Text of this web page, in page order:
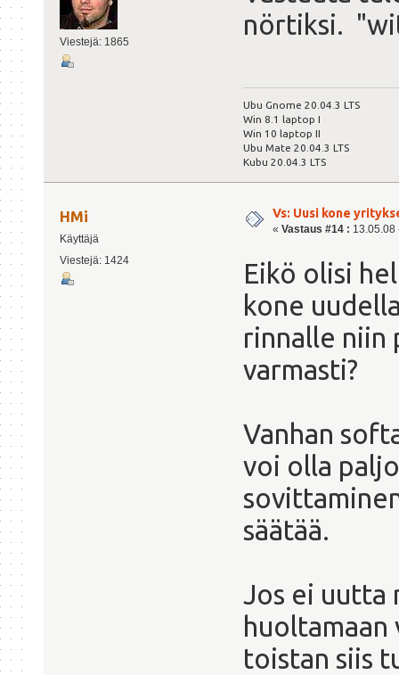
Viestejä: 1865
nörtiksi.
Ubu Gnome 20.04.3 LTS
Win 8.1 laptop I
Win 10 laptop II
Ubu Mate 20.04.3 LTS
Kubu 20.04.3 LTS
HMi
Käyttäjä
Viestejä: 1424
Vs: Uusi kone
« Vastaus #14 : 13.05.08
Eikö olisi
kone
rinnalle niin
varmasti?
Vanhan
voi olla
säätää.
Jos ei uutta
huoltamaan
toistan siis